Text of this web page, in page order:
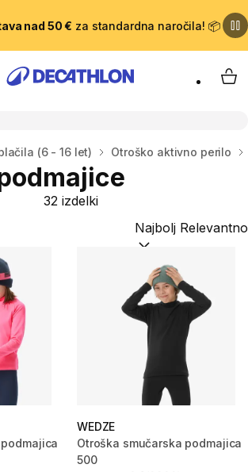
nad 50 € za standardna naročila! 📦
(6 - 16 let) Otroško aktivno perilo
32 izdelki
Razvrsti po:
WEDZE
Otroška smučarska podmajica
500